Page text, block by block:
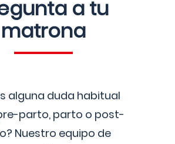
a tu
matrona
alguna duda habitual
parto, parto o post-
Nuestro equipo de